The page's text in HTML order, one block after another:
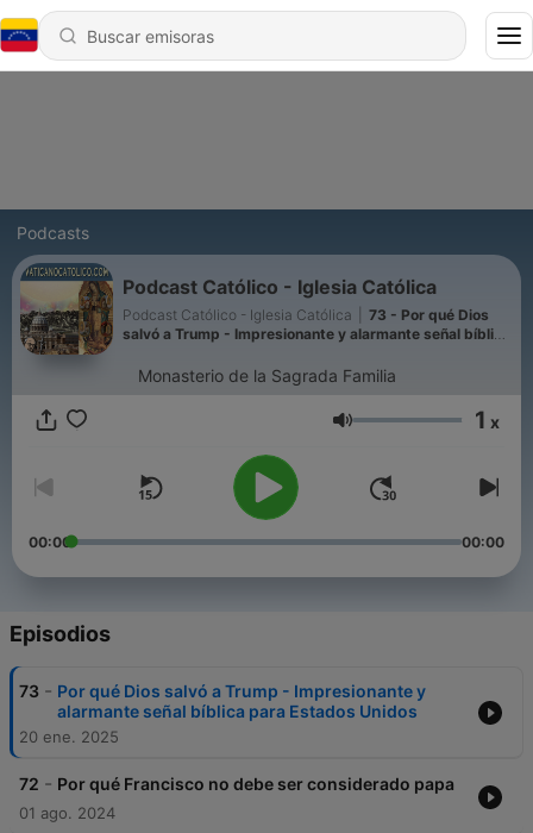
Podcasts
Podcast Católico - Iglesia Católica
Podcast Católico - Iglesia Católica
73 - Por qué Dios
salvó a Trump - Impresionante y alarmante señal bíblica
Monasterio de la Sagrada Familia
Volumen 1 x
00:00 00:00
Episodios
73 - Por qué Dios salvó a Trump - Impresionante y
alarmante señal bíblica para Estados Unidos
20 ene. 2025
72 - Por qué Francisco no debe ser considerado papa
01 ago. 2024